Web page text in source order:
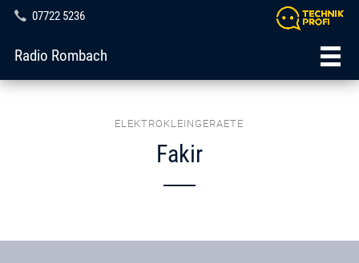
07722 5236
Radio Rombach
ELEKTROKLEINGERAETE
Fakir